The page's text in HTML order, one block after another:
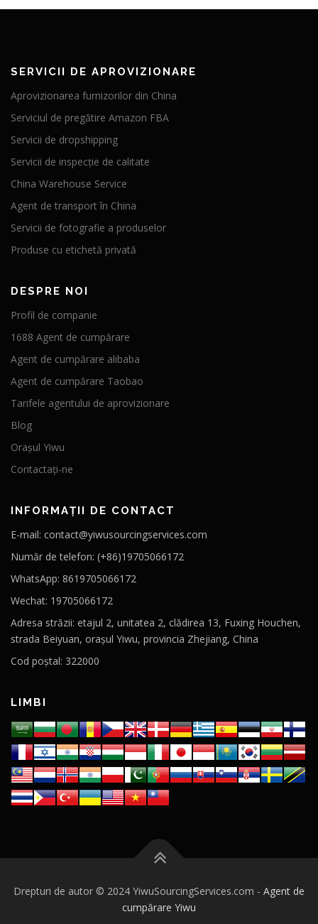
SERVICII DE APROVIZIONARE
Aprovizionarea furnizorilor din China
Serviciul de pregătire Amazon FBA
Servicii de dropshipping
Servicii de inspecție de calitate
China Warehouse Service
Agent de transport în China
Servicii de fotografie a produselor
Produse cu etichetă privată
DESPRE NOI
Profil de companie
1688 Agent de cumpărare
Agent de cumpărare alibaba
Agent de cumpărare Taobao
Tarifele agentului de aprovizionare
Blog
Orașul Yiwu
Contactați-ne
INFORMAȚII DE CONTACT
E-mail: contact@yiwusourcingservices.com
Număr de telefon: (+86)19705066172
WhatsApp: 8619705066172
Wechat: 19705066172
Adresa străzii: etajul 2, unitatea 2, clădirea 13, Fuxing Houchen,
strada Beiyuan, orașul Yiwu, provincia Zhejiang, China
Cod poștal: 322000
LIMBI
Drepturi de autor © 2024 YiwuSourcingServices.com - Agent de
cumpărare Yiwu